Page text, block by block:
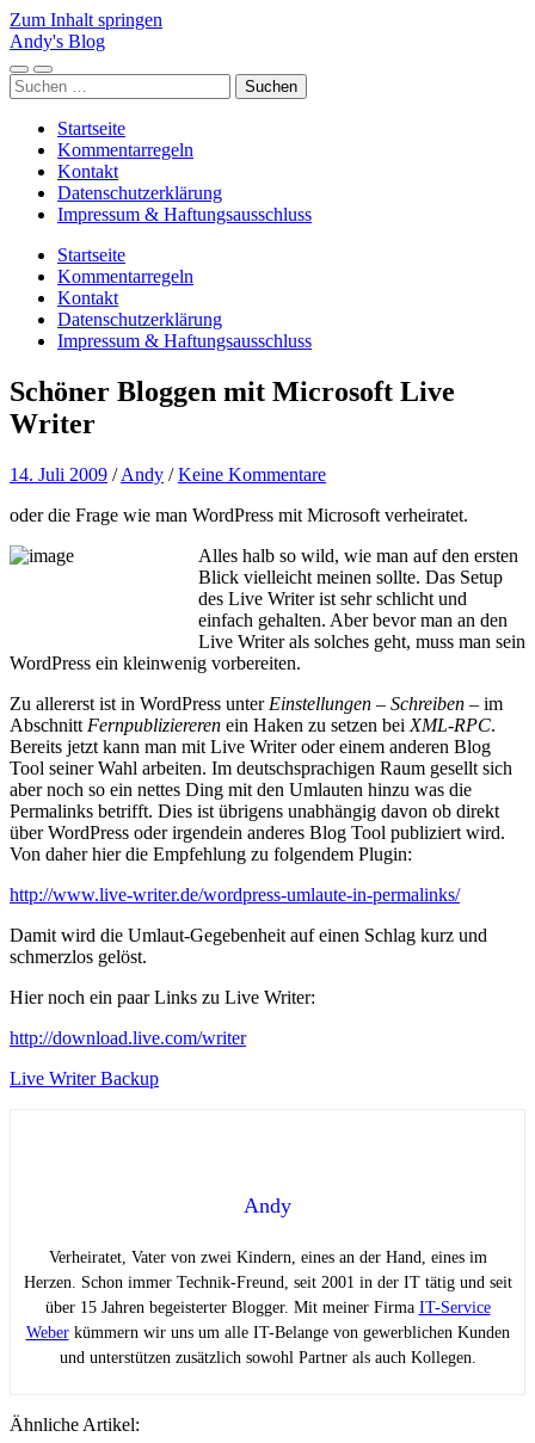
Zum Inhalt springen
Andy's Blog
Mobile-
Menü
Suchfeld
ein-/ausblenden
Suchen
nach:
Startseite
Kommentarregeln
Kontakt
Datenschutzerklärung
Impressum & Haftungsausschluss
Startseite
Kommentarregeln
Kontakt
Datenschutzerklärung
Impressum & Haftungsausschluss
Schöner Bloggen mit Microsoft Live
Writer
14. Juli 2009 /Andy /Keine Kommentare
oder die Frage wie man WordPress mit Microsoft verheiratet.
Alles halb so wild, wie man auf den ersten
Blick vielleicht meinen sollte. Das Setup
des Live Writer ist sehr schlicht und
einfach gehalten. Aber bevor man an den
Live Writer als solches geht, muss man sein
WordPress ein kleinwenig vorbereiten.
Zu allererst ist in WordPress unterEinstellungen – Schreiben – im
Abschnitt Fernpubliziereren ein Haken zu setzen bei XML-RPC.
Bereits jetzt kann man mit Live Writer oder einem anderen Blog
Tool seiner Wahl arbeiten. Im deutschsprachigen Raum gesellt sich
aber noch so ein nettes Ding mit den Umlauten hinzu was die
Permalinks betrifft. Dies ist übrigens unabhängig davon ob direkt
über WordPress oder irgendein anderes Blog Tool publiziert wird.
Von daher hier die Empfehlung zu folgendem Plugin:
http://www.live-writer.de/wordpress-umlaute-in-permalinks/
Damit wird die Umlaut-Gegebenheit auf einen Schlag kurz und
schmerzlos gelöst.
Hier noch ein paar Links zu Live Writer:
http://download.live.com/writer
Live Writer Backup
Andy
Verheiratet, Vater von zwei Kindern, eines an der Hand, eines im
Herzen. Schon immer Technik-Freund, seit 2001 in der IT tätig und seit
über 15 Jahren begeisterter Blogger. Mit meiner Firma IT-Service
Weberkümmern wir uns um alle IT-Belange von gewerblichen Kunden
und unterstützen zusätzlich sowohl Partner als auch Kollegen.
Ähnliche Artikel: